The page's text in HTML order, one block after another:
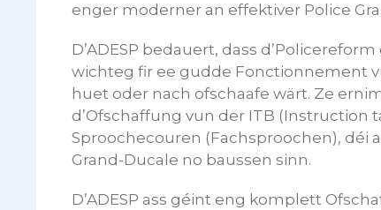
enger moderner an effektiver Police
D’ADESP bedauert, dass
wichteg fir ee gudde Fonctionnement
huet oder nach ofschaafe wärt. Ze
d’Ofschaffung vun der ITB (Instruction
Sproochecouren (Fachsproochen), déi
Grand-Ducale no baussen sinn.
D’ADESP ass géint eng komplett